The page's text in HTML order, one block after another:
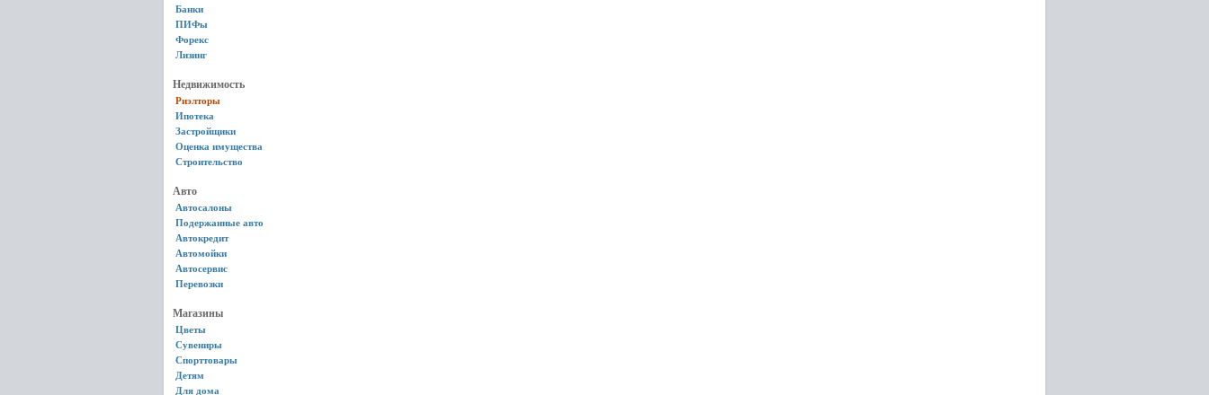
Банки
ПИФы
Форекс
Лизинг
Недвижимость
Риэлторы
Ипотека
Застройщики
Оценка имущества
Строительство
Авто
Автосалоны
Подержанные авто
Автокредит
Автомойки
Автосервис
Перевозки
Магазины
Цветы
Сувениры
Спорттовары
Детям
Для дома